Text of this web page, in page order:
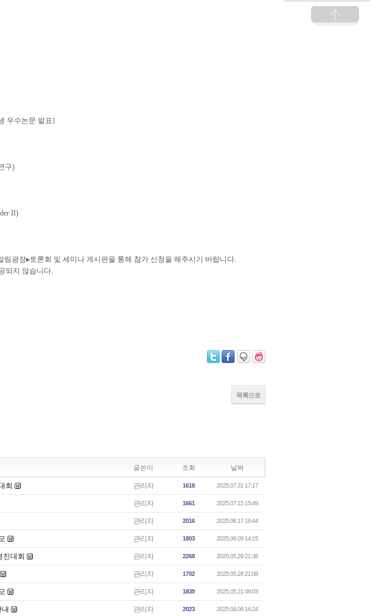
우수논문 발표)
구)
II)
광장▸토론회 및 세미나 게시판을 통해 참가 신청을 해주시기 바랍니다.
되지 않습니다.
목록으로
글쓴이 조회 날짜
회 관리자 1618 2025.07.31 17:17
관리자 1661 2025.07.15 15:49
관리자 2016 2025.06.17 16:44
관리자 1803 2025.06.09 14:15
진대회 관리자 2268 2025.05.29 21:36
관리자 1702 2025.05.28 21:08
관리자 1839 2025.05.21 08:03
관리자 2023 2025.04.08 16:24